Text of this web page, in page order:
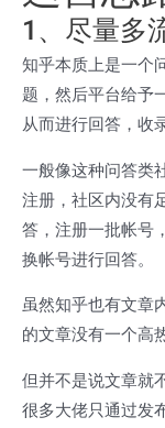
1、尽量多
知乎本质上是一个
题，然后平台给予
从而进行回答，收
一般像这种问答类
注册，社区内没有
答，注册一批帐号
换帐号进行回答。
虽然知乎也有文章
的文章没有一个高
但并不是说文章就
很多大佬只通过发